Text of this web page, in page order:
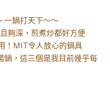
一鍋打天下～～
夠深，煎煮炒都好方便
！MIT令人放心的鍋具
鍋，這三個是我目前幾乎每